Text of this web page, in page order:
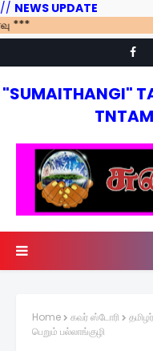
// NEWS UPDATE
"SUMAITHANGI"
Home கவர் ஸ்டோரி
பெறும் பல்லாங்குழி